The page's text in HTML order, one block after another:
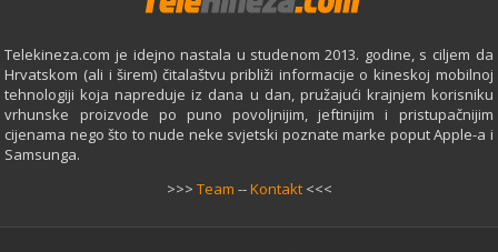
Telekineza.com je idejno nastala u studenom 2013. godine, s ciljem da
Hrvatskom (ali i širem) čitalaštvu približi informacije o kineskoj mobilnoj
tehnologiji koja napreduje iz dana u dan, pružajući krajnjem korisniku
vrhunske proizvode po puno povoljnijim, jeftinijim i pristupačnijim
cijenama nego što to nude neke svjetski poznate marke poput Apple-a i
Samsunga.
>>> Team --Kontakt<<<